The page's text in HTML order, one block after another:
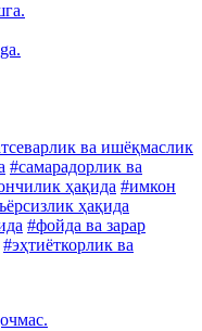
ва ишёқмаслик
#самарадорлик ва
ҳақида #имкон
ҳақида
#фойда ва зарар
#эҳтиёткорлик ва